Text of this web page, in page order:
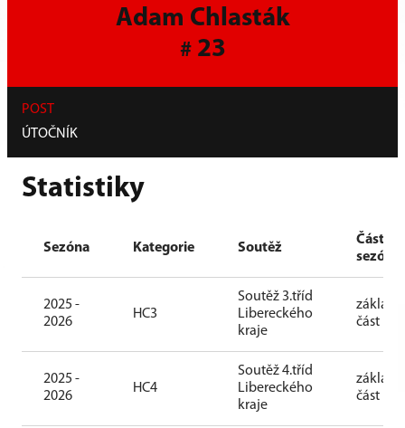
Adam Chlasták
# 23
POST
ÚTOČNÍK
Statistiky
Sezóna Kategorie Soutěž
Část
sezóny
2025 -
2026
HC3
Soutěž 3.tříd
Libereckého
kraje
část
2025 -
2026
HC4
Soutěž 4.tříd
Libereckého
kraje
část